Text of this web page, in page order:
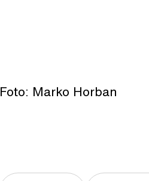
Foto: Marko Horban